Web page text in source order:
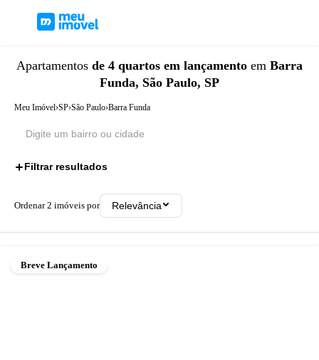
Apartamentos de 4 quartos em lançamento em Barra
Funda, São Paulo, SP
Meu Imóvel›SP›São Paulo›Barra Funda
Filtrar resultados
Ordenar2 imóveis por Relevância
Breve Lançamento